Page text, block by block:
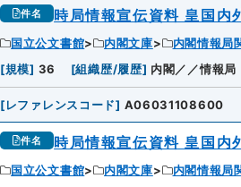
件名 時局情報宣伝資料 皇国内
国立公文書館 内閣文庫 内閣情報局
[規模] 36 [組織歴/履歴] 内閣／／情報局
[レファレンスコード] A06031108600
件名 時局情報宣伝資料 皇国内
国立公文書館 内閣文庫 内閣情報局